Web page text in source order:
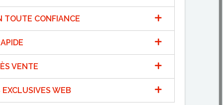
TOUTE CONFIANCE
VENTE
WEB